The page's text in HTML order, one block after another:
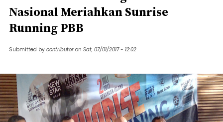
Nasional Meriahkan Sunrise
Running PBB
Submitted by contributor on Sat, 07/01/2017 - 12:02